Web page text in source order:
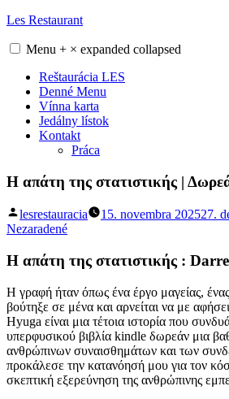
Skip
content
Les Restaurant
Menu + × expanded collapsed
Reštaurácia LES
Denné Menu
Vínna karta
Jedálny lístok
Kontakt
Práca
Η απάτη της στατιστικής |
Posted
by
lesrestauracia 15. novembra 202527.
Nezaradené
Η απάτη της στατιστικής :
Η γραφή ήταν όπως ένα έργο μαγείας,
βούτηξε σε μένα και αρνείται να με
Hyuga είναι μια τέτοια ιστορία που
υπερφυσικού βιβλία kindle δωρεάν μια
ανθρώπινων συναισθημάτων και των
προκάλεσε την κατανόησή μου για τον
σκεπτική εξερεύνηση της ανθρώπινης